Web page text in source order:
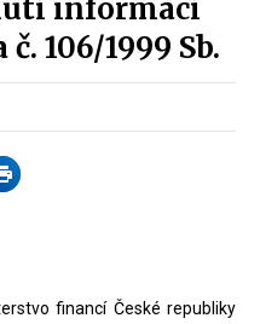
informací
106/1999 Sb.
financí České republiky